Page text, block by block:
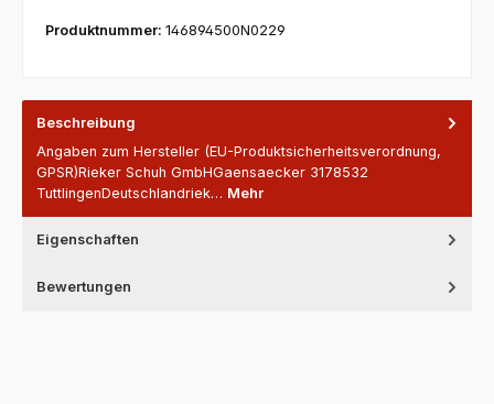
Produktnummer: 146894500N0229
Beschreibung
Angaben zum Hersteller (EU-Produktsicherheitsverordnung,
GPSR)Rieker Schuh GmbHGaensaecker 3178532
TuttlingenDeutschlandriek… Mehr
Eigenschaften
Bewertungen